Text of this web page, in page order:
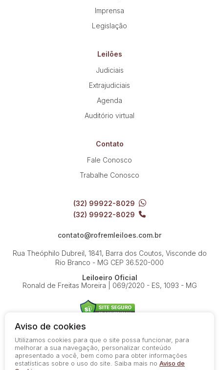
Imprensa
Legislação
Leilões
Judiciais
Extrajudiciais
Agenda
Auditório virtual
Contato
Fale Conosco
Trabalhe Conosco
(32) 99922-8029
(32) 99922-8029
contato@rofremleiloes.com.br
Rua Theóphilo Dubreil, 1841, Barra dos Coutos, Visconde do
Rio Branco - MG CEP 36.520-000
Leiloeiro Oficial
Ronald de Freitas Moreira | 069/2020 - ES, 1093 - MG
© 2026-present - Todos os direitos reservados
Política de Privacidade
Aviso de cookies
Utilizamos cookies para que o site possa funcionar, para
melhorar a sua navegação, personalizar conteúdo
apresentado a você, bem como para obter informações
estatísticas sobre o uso do site. Saiba mais no Aviso de